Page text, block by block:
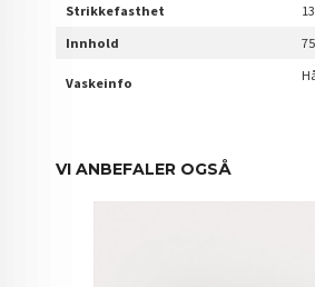
Strikkefasthet
Innhold
Vaskeinfo
VI ANBEFALER OGSÅ